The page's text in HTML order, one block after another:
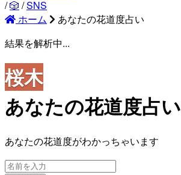
/🎲 /SNS
ホーム
あなたの花道度占い
結果を解析中...
桜木
あなたの花道度占い
あなたの花道度がわかっちゃいます